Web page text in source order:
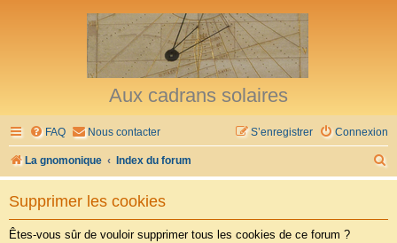
Aux cadrans solaires
FAQ Nous contacter Connexion
S’enregistrer
La gnomonique Index du forum
e
Supprimer les cookies
Êtes-vous sûr de vouloir supprimer tous les cookies de ce forum ?